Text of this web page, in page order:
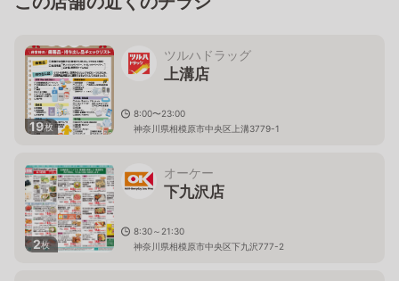
19枚
ツルハドラッグ
上溝店
8:00〜23:00
神奈川県相模原市中央区上溝3779-1
2枚
オーケー
下九沢店
8:30～21:30
神奈川県相模原市中央区下九沢777-2